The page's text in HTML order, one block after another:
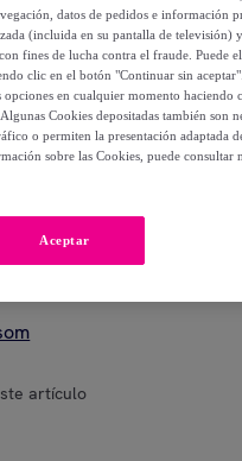
cm
artículo
datos de pedidos e información
(incluida en su pantalla de televisión)
fines de lucha contra el fraude. Puede
clic en el botón "Continuar sin
en cualquier momento haciendo
Cookies depositadas también son
o permiten la presentación adaptada
sobre las Cookies, puede consultar
Aceptar